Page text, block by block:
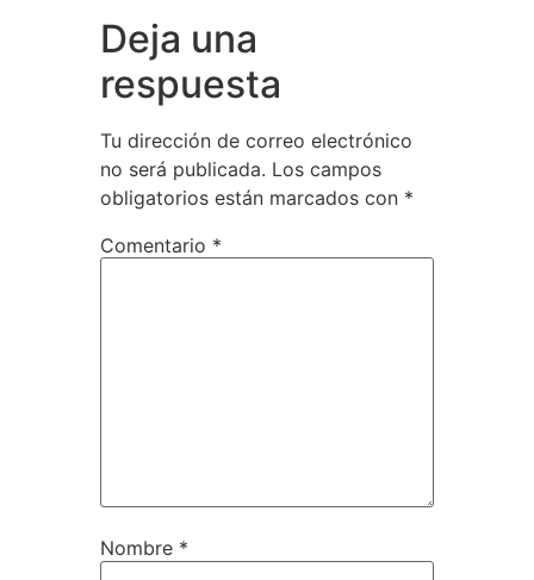
Deja una
respuesta
Tu dirección de correo electrónico
no será publicada. Los campos
obligatorios están marcados con *
Comentario *
Nombre *